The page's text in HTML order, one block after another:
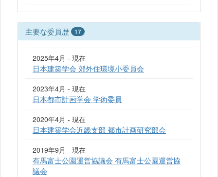
主要な委員歴 17
2025年4月 - 現在
日本建築学会 郊外住環境小委員会
2023年4月 - 現在
日本都市計画学会 学術委員
2020年4月 - 現在
日本建築学会近畿支部 都市計画研究部会
2019年9月 - 現在
有馬富士公園運営協議会 有馬富士公園運営協
議会